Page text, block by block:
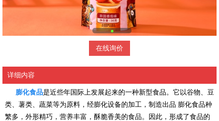
在线询价
详细内容
膨化食品是近些年国际上发展起来的一种新型食品。它以谷物、豆
类、薯类、蔬菜等为原料，经膨化设备的加工，制造出品 膨化食品种
繁多，外形精巧，营养丰富，酥脆香美的食品。因此，形成了食品的